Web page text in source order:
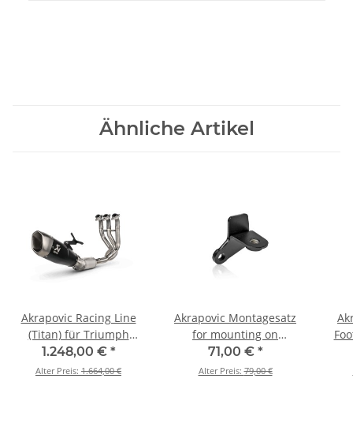
Ähnliche Artikel
Akrapovic Racing Line
(Titan) für Triumph
Trident 660 - BJ. 2021 >
2026 (S-T6R2-CQTBL)
1.248,00 € *
Alter Preis: 1.664,00 €
Akrapovic Montagesatz
for mounting on
Triumph Trident 660 für
Triumph Trident 660 -
71,00 € *
Alter Preis:79,00 €